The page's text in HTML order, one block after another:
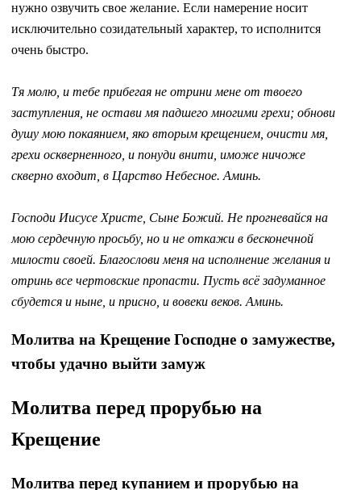
нужно озвучить свое желание. Если намерение носит
исключительно созидательный характер, то исполнится
очень быстро.
Тя молю, и тебе прибегая не отрини мене от твоего
заступления, не остави мя падшего многими грехи; обнови
душу мою покаянием, яко вторым крещением, очисти мя,
грехи оскверненного, и понуди внити, иможе ничоже
скверно входит, в Царство Небесное. Аминь.
Господи Иисусе Христе, Сыне Божий. Не прогневайся на
мою сердечную просьбу, но и не откажи в бесконечной
милости своей. Благослови меня на исполнение желания и
отринь все чертовские пропасти. Пусть всё задуманное
сбудется и ныне, и присно, и вовеки веков. Аминь.
Молитва на Крещение Господне о замужестве,
чтобы удачно выйти замуж
Молитва перед прорубью на
Крещение
Молитва перед купанием и прорубью на